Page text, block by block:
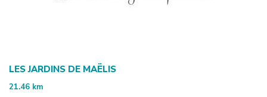
LES JARDINS DE MAËLIS
21.46 km